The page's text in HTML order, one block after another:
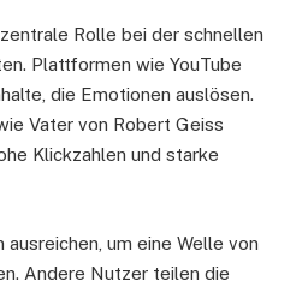
Rolle bei der schnellen
Plattformen wie YouTube
die Emotionen auslösen.
Vater von Robert Geiss
Klickzahlen und starke
ausreichen, um eine Welle von
Andere Nutzer teilen die